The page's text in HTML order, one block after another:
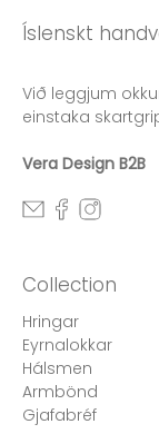
Íslenskt
Við leggjum
einstaka
Vera Design B2B
Collection
Hringar
Eyrnalokkar
Hálsmen
Armbönd
Gjafabréf